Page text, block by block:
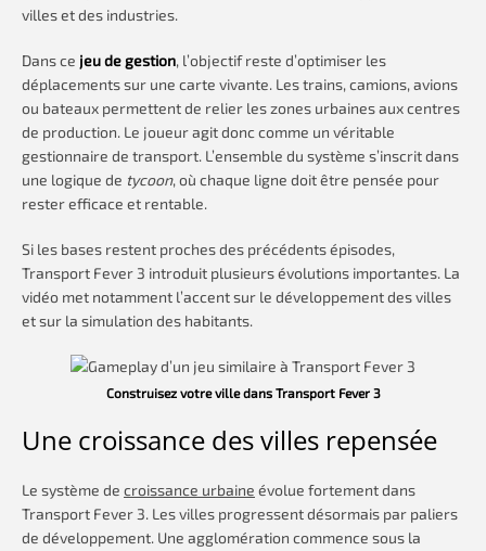
villes et des industries.
Dans ce jeu de gestion, l’objectif reste d’optimiser les
déplacements sur une carte vivante. Les trains, camions, avions
ou bateaux permettent de relier les zones urbaines aux centres
de production. Le joueur agit donc comme un véritable
gestionnaire de transport. L’ensemble du système s’inscrit dans
une logique de tycoon, où chaque ligne doit être pensée pour
rester efficace et rentable.
Si les bases restent proches des précédents épisodes,
Transport Fever 3 introduit plusieurs évolutions importantes. La
vidéo met notamment l’accent sur le développement des villes
et sur la simulation des habitants.
Construisez votre ville dans Transport Fever 3
Une croissance des villes repensée
Le système de croissance urbaine évolue fortement dans
Transport Fever 3. Les villes progressent désormais par paliers
de développement. Une agglomération commence sous la